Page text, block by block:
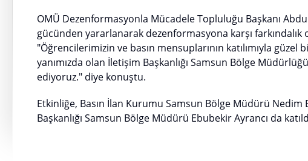
OMÜ Dezenformasyonla Mücadele Topluluğu Başkanı
gücünden yararlanarak dezenformasyona karşı farkındalık
"Öğrencilerimizin ve basın mensuplarının katılımıyla
yanımızda olan İletişim Başkanlığı Samsun Bölge
ediyoruz." diye konuştu.
Etkinliğe, Basın İlan Kurumu Samsun Bölge Müdürü Nedim
Başkanlığı Samsun Bölge Müdürü Ebubekir Ayrancı da